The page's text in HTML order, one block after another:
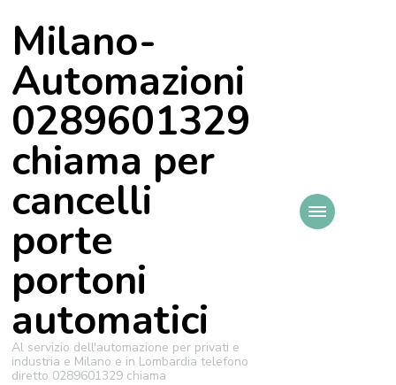
Milano-
Automazioni
0289601329
chiama per
cancelli
porte
portoni
automatici
Al servizio dell'automazione per privati e
industria e Milano e in Lombardia telefono
diretto 0289601329 chiama